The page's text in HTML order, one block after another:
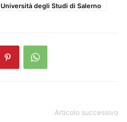
Università degli Studi di Salerno
Articolo successivo